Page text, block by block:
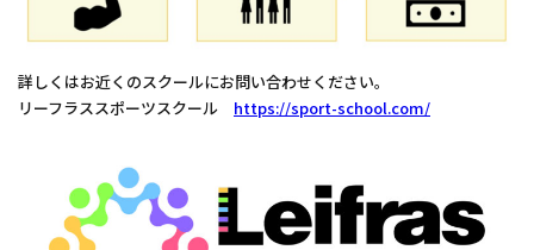
詳しくはお近くのスクールにお問い合わせください。
リーフラススポーツスクール https://sport-school.com/